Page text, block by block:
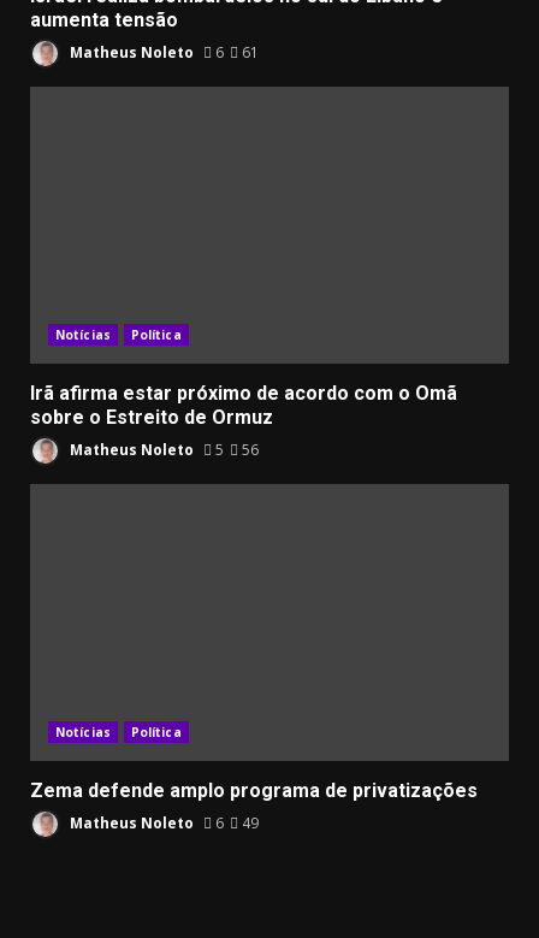
aumenta tensão
Matheus Noleto 6 61
Notícias Política
Irã afirma estar próximo de acordo com o Omã
sobre o Estreito de Ormuz
Matheus Noleto 5 56
Notícias Política
Zema defende amplo programa de privatizações
Matheus Noleto 6 49